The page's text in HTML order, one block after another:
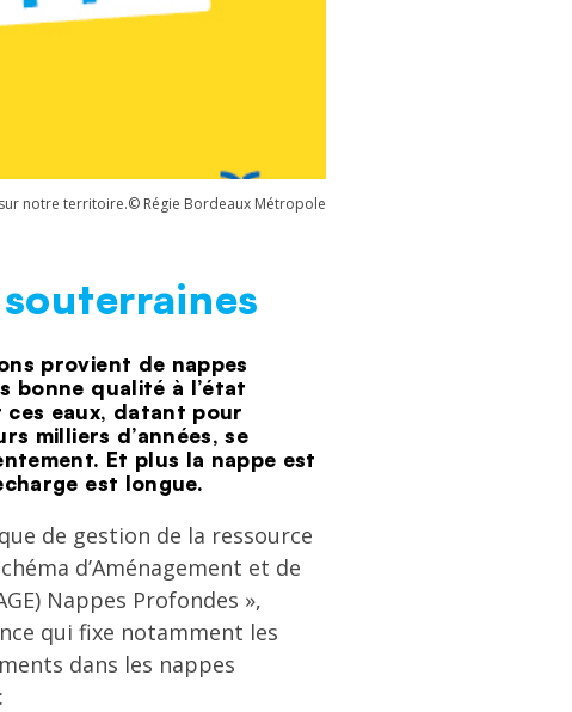
notre territoire.© Régie Bordeaux Métropole
provient de nappes
bonne qualité à l’état
eaux, datant pour
milliers d’années, se
Et plus la nappe est
est longue.
de gestion de la ressource
d’Aménagement et de
Nappes Profondes »,
qui fixe notamment les
dans les nappes